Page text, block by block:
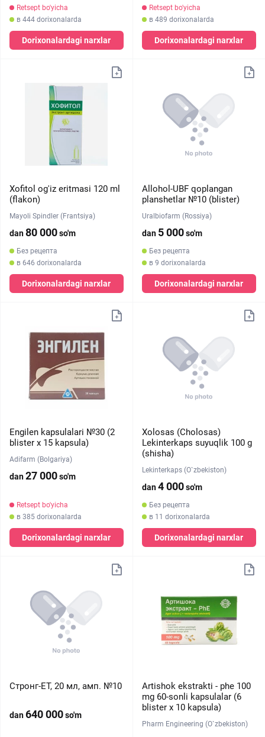
Retsept bo'yicha
в 444 dorixonalarda
Dorixonalardagi narxlar
Retsept bo'yicha
в 489 dorixonalarda
Dorixonalardagi narxlar
Xofitol og'iz eritmasi 120 ml
(flakon)
Mayoli Spindler (Frantsiya)
dan80 000so'm
Без рецепта
в 646 dorixonalarda
Dorixonalardagi narxlar
Allohol-UBF qoplangan
planshetlar №10 (blister)
Uralbiofarm (Rossiya)
dan 5 000so'm
Без рецепта
в 9 dorixonalarda
Dorixonalardagi narxlar
Engilen kapsulalari №30 (2
blister х 15 kapsula)
Adifarm (Bolgariya)
dan27 000so'm
Retsept bo'yicha
в 385 dorixonalarda
Dorixonalardagi narxlar
Xolosas (Cholosas)
Lekinterkaps suyuqlik 100 g
(shisha)
Lekinterkaps (O`zbekiston)
dan4 000so'm
Без рецепта
в 11 dorixonalarda
Dorixonalardagi narxlar
Стронг-ЕТ, 20 мл, амп. №10
dan640 000so'm
Artishok ekstrakti - phe 100
mg 60-sonli kapsulalar (6
blister х 10 kapsula)
Pharm Engineering (O`zbekiston)